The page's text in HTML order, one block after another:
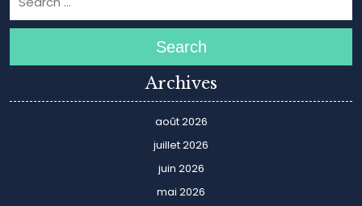
Search
Archives
août 2026
juillet 2026
juin 2026
mai 2026